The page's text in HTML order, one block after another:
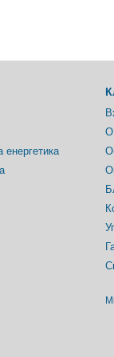
енергетика
О